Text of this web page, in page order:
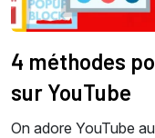
4 méthodes
sur YouTube
On adore YouTube